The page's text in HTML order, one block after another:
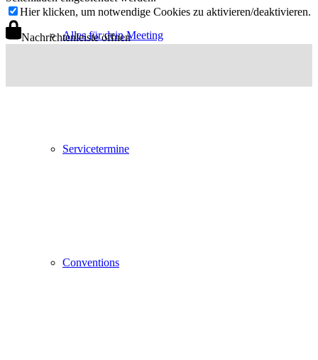
Alles für dein Meeting
Servicetermine
Conventions
Hier klicken, um notwendige Cookies zu aktivieren/deaktivieren.
Nachrichtenleiste öffnen